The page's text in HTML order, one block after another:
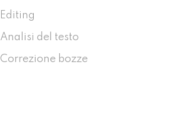
Editing
Analisi del testo
Correzione bozze